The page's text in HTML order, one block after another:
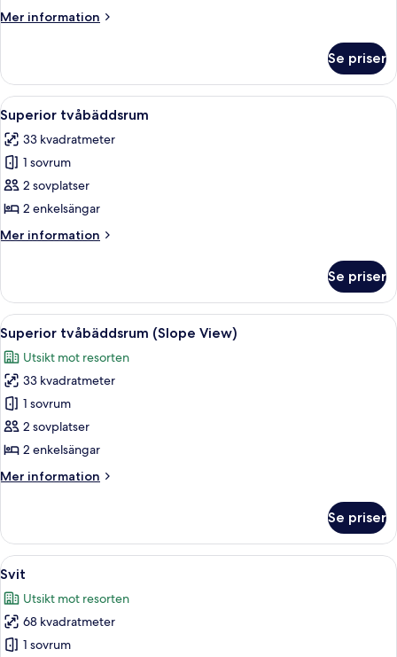
Mer information
Mer
dubbelrum
Se priser
Öppna
alla
foton
för
Superior
tvåbäddsrum
Ett hotellrum med två sängar, en
7
Superior tvåbäddsrum
33 kvadratmeter
1 sovrum
2 sovplatser
2 enkelsängar
Mer information
Mer
tvåbäddsrum
Se priser
Öppna
alla
foton
för
Superior
tvåbäddsrum
(Slope
Ett hotellrum med en stor säng, ett
9
Superior tvåbäddsrum (Slope View)
Utsikt mot resorten
33 kvadratmeter
1 sovrum
2 sovplatser
2 enkelsängar
Mer information
Mer
tvåbäddsrum
(Slope
View)
Se priser
Öppna
alla
foton
för
Svit
Ett modernt vardagsrum med en
7
Svit
Utsikt mot resorten
68 kvadratmeter
1 sovrum